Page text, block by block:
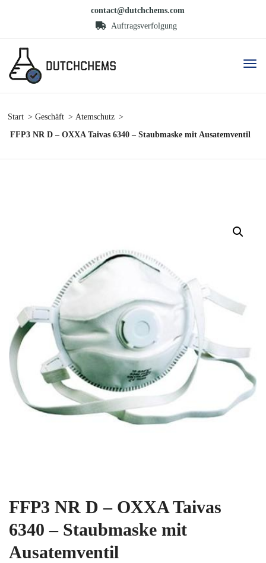
contact@dutchchems.com
Auftragsverfolgung
Start Geschäft
Atemschutz
FFP3 NR D – OXXA Taivas 6340 – Staubmaske mit Ausatemventil
FFP3 NR D – OXXA Taivas
6340 – Staubmaske mit
Ausatemventil